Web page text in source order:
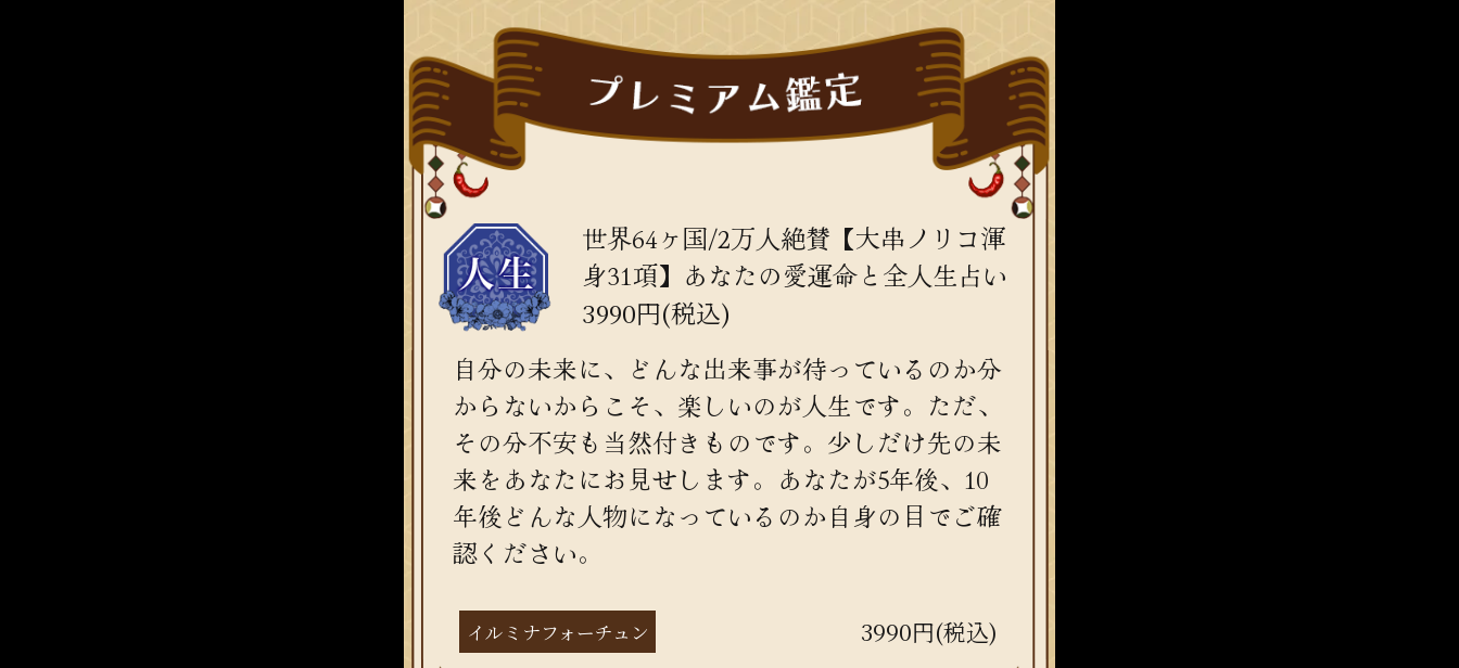
世界64ヶ国/2万人絶賛【大串ノリコ渾
身31項】あなたの愛運命と全人生占い
3990円(税込)
自分の未来に、どんな出来事が待っているのか分
からないからこそ、楽しいのが人生です。ただ、
その分不安も当然付きものです。少しだけ先の未
来をあなたにお見せします。あなたが5年後、10
年後どんな人物になっているのか自身の目でご確
認ください。
イルミナフォーチュン 3990円(税込)